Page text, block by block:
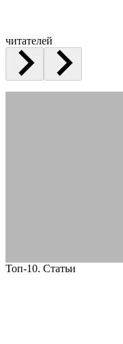
читателей
Топ-10. Статьи